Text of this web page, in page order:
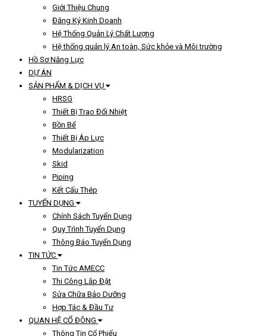
Giới Thiệu Chung
Đăng Ký Kinh Doanh
Hệ Thống Quản Lý Chất Lượng
Hệ thống quản lý An toàn, Sức khỏe và Môi trường
Hồ Sơ Năng Lực
DỰ ÁN
SẢN PHẨM & DỊCH VỤ
HRSG
Thiết Bị Trao Đổi Nhiệt
Bồn Bể
Thiết Bị Áp Lực
Modularization
Skid
Piping
Kết Cấu Thép
TUYỂN DỤNG
Chính Sách Tuyển Dụng
Quy Trình Tuyển Dụng
Thông Báo Tuyển Dụng
TIN TỨC
Tin Tức AMECC
Thi Công Lắp Đặt
Sửa Chữa Bảo Dưỡng
Hợp Tác & Đầu Tư
QUAN HỆ CỔ ĐÔNG
Thông Tin Cổ Phiếu